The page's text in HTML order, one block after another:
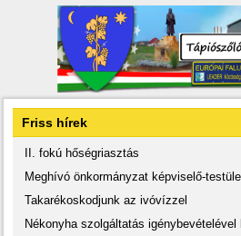
Friss hírek
II. fokú hőségriasztás
Meghívó önkormányzat képviselő-
Takarékoskodjunk az ivóvízzel
Nékonyha szolgáltatás